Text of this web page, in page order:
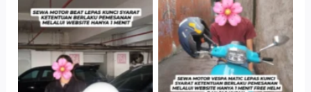
Cityplaza
Jatinegara Gedung
Antar Jemput